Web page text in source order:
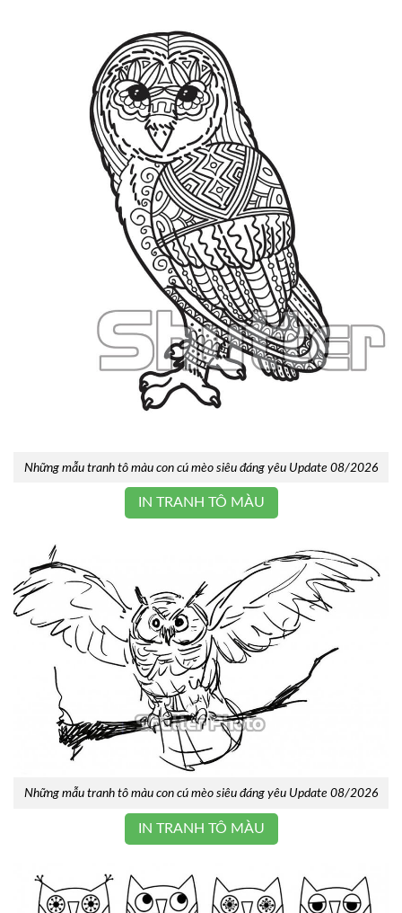
Những mẫu tranh tô màu con cú mèo siêu đáng yêu Update 08/2026
IN TRANH TÔ MÀU
Những mẫu tranh tô màu con cú mèo siêu đáng yêu Update 08/2026
IN TRANH TÔ MÀU